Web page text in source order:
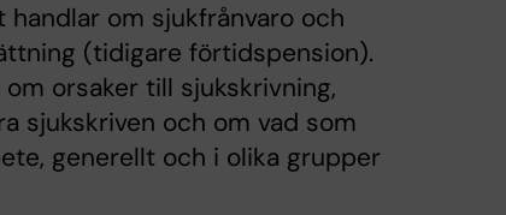
om sjukfrånvaro och
(tidigare förtidspension).
orsaker till sjukskrivning,
sjukskriven och om vad som
generellt och i olika grupper